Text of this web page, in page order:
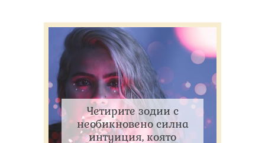
Четирите зодии с
необикновено силна
интуиция, която